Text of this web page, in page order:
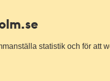
statistik och för att